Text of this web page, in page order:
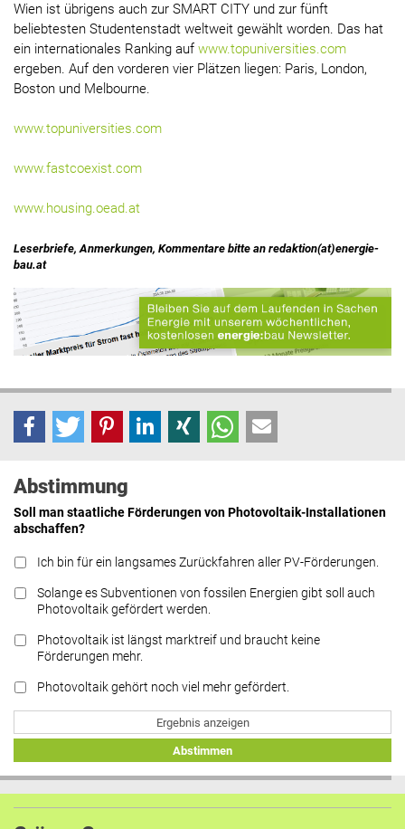
Wien ist übrigens auch zur SMART CITY und zur fünft
beliebtesten Studentenstadt weltweit gewählt worden. Das hat
ein internationales Ranking auf www.topuniversities.com
ergeben. Auf den vorderen vier Plätzen liegen: Paris, London,
Boston und Melbourne.
www.topuniversities.com
www.fastcoexist.com
www.housing.oead.at
Leserbriefe, Anmerkungen, Kommentare bitte an redaktion(at)energie-
bau.at
Abstimmung
Soll man staatliche Förderungen von Photovoltaik-Installationen
abschaffen?
Ich bin für ein langsames Zurückfahren aller PV-Förderungen.
Solange es Subventionen von fossilen Energien gibt soll auch
Photovoltaik gefördert werden.
Photovoltaik ist längst marktreif und braucht keine
Förderungen mehr.
Photovoltaik gehört noch viel mehr gefördert.
Ergebnis anzeigen
Abstimmen